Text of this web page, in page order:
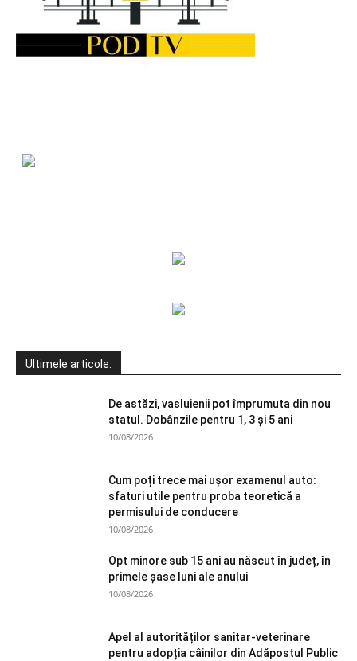
Ultimele articole:
De astăzi, vasluienii pot împrumuta din nou
statul. Dobânzile pentru 1, 3 și 5 ani
10/08/2026
Cum poți trece mai ușor examenul auto:
sfaturi utile pentru proba teoretică a
permisului de conducere
10/08/2026
Opt minore sub 15 ani au născut în județ, în
primele şase luni ale anului
10/08/2026
Apel al autorităților sanitar-veterinare
pentru adopția câinilor din Adăpostul Public